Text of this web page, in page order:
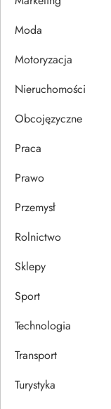
p
u
Moda
Motoryzacja
Nieruchomości
Obcojęzyczne
Praca
Prawo
Przemysł
Rolnictwo
Sklepy
Sport
Technologia
Transport
Turystyka